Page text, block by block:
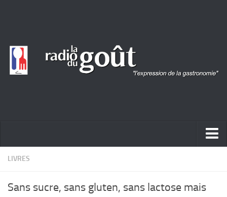
ACTUALITÉ
LIVRES
Sans sucre, sans gluten, sans lactose mais